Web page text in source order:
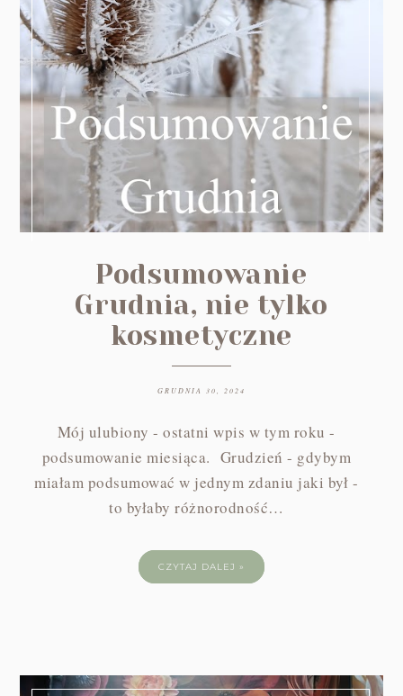
Podsumowanie
Grudnia, nie tylko
kosmetyczne
GRUDNIA 30, 2024
Mój ulubiony - ostatni wpis w tym roku -
podsumowanie miesiąca. Grudzień - gdybym
miałam podsumować w jednym zdaniu jaki był -
to byłaby różnorodność…
CZYTAJ DALEJ »